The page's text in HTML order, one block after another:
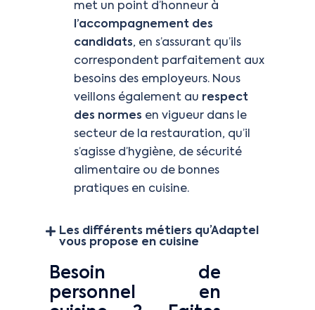
met un point d’honneur à
l’accompagnement des
candidats, en s’assurant qu’ils
correspondent parfaitement aux
besoins des employeurs. Nous
veillons également au respect
des normes en vigueur dans le
secteur de la restauration, qu’il
s’agisse d’hygiène, de sécurité
alimentaire ou de bonnes
pratiques en cuisine.
Les différents métiers qu’Adaptel
vous propose en cuisine
Besoin de
personnel en